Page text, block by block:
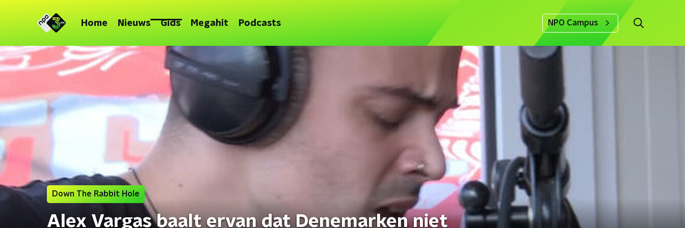
Home Nieuws Gids Megahit Podcasts NPO Campus
Down The Rabbit Hole
Alex Vargas baalt ervan dat Denemarken niet